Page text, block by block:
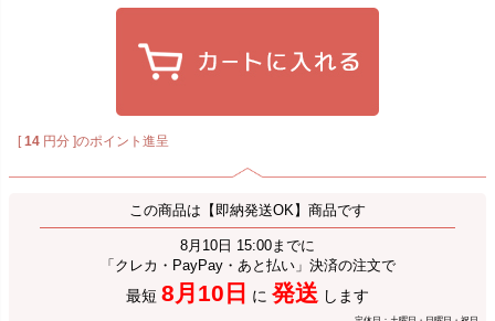
[14 円分 ]のポイント進呈
この商品は【即納発送OK】商品です
8月10日 15:00までに
「クレカ・PayPay・あと払い」決済の注文で
最短 8月10日 に 発送 します